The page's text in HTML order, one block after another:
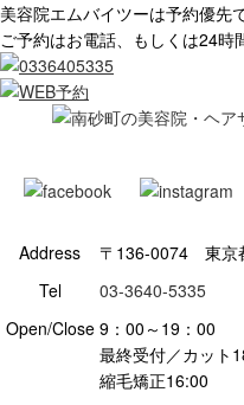
美容院エムバイツーは予約優先で
ご予約はお電話、もしくは24時
Address
〒136-0074 東京
Tel
03-3640-5335
Open/Close 9：00～19：00
最終受付／カッ
縮毛矯正16:00